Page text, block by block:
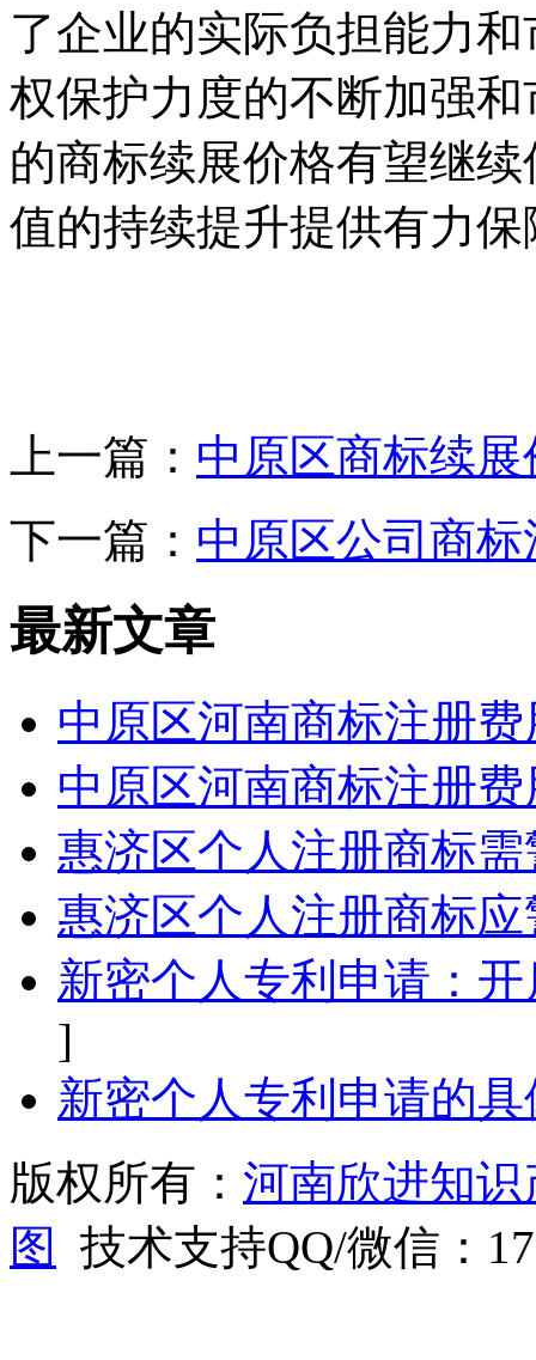
了企业的实际负担能力
权保护力度的不断加强
的商标续展价格有望继
值的持续提升提供有力保
上一篇： 中原区商标续
下一篇： 中原区公司商
最新文章
中原区河南商标注册
中原区河南商标注册
惠济区个人注册商标
惠济区个人注册商标
新密个人专利申请：
]
新密个人专利申请的
版权所有： 河南欣进知
图
技术支持QQ/微信：